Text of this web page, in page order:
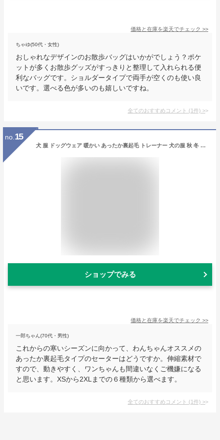
価格と在庫を楽天でチェック >>
ちゃゆ(50代・女性)
おしゃれなデザインのお散歩バッグはいかがでしょう？ポケ
ットが多くお散歩グッズがすっきりと整理して入れられる便
利なバッグです。ショルダータイプで両手が空くのも使い良
いです。選べる色が多いのも嬉しいですね。
全てのおすすめコメント (1件) >
no. 15
犬 服 ドッグウェア 暖かい あったか裏起毛 トレーナー 犬の服 秋 冬 可愛い ペット用品 ペット 犬 散歩 ドッグ 便利 犬用 小型犬 中型犬 お散歩 お出かけ ペットグッズ ピクニック チワワ トイプードル ヨークシャーテリア 冬服
ショップでみる
価格と在庫を楽天でチェック >>
一郎ちゃん(70代・男性)
これからの寒いシーズンに向かって、わんちゃんオススメの
あったか裏起毛タイプのセーターはどうですか。伸縮素材で
すので、動きやすく、ワンちゃんも間違いなくご機嫌になる
と思います。XSから2XLまでの６種類から選べます。
全てのおすすめコメント (1件) >